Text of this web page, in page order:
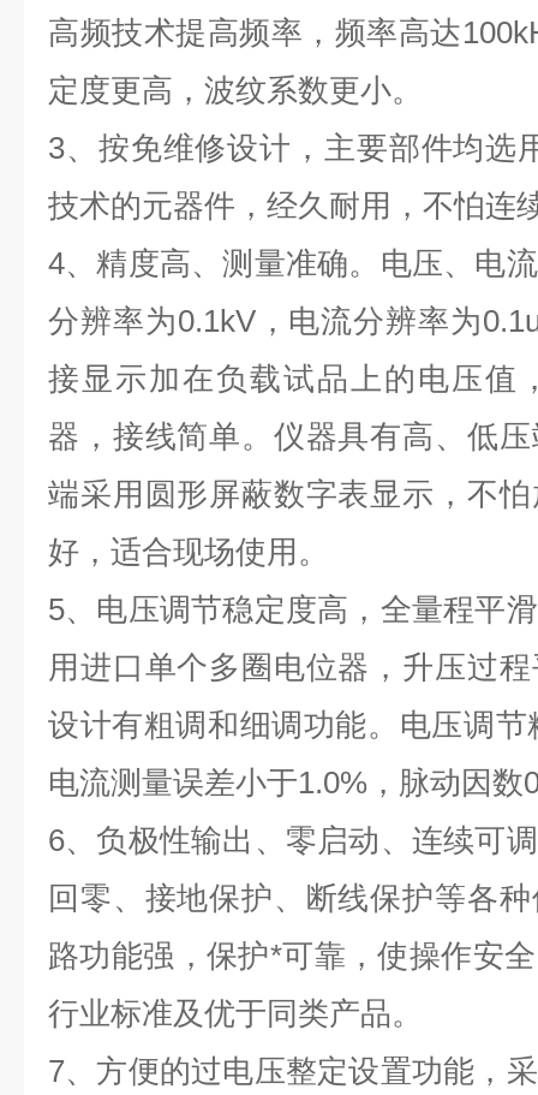
高频技术提高频率，频率高达
定度更高，波纹系数更小。
3、按免维修设计，主要部件均选
技术的元器件，经久耐用，不怕连
4、精度高、测量准确。电压、电
分辨率为0.1kV，电流分辨率为
接显示加在负载试品上的电压值
器，接线简单。仪器具有高、低
端采用圆形屏蔽数字表显示，不
好，适合现场使用。
5、电压调节稳定度高，全量程平
用进口单个多圈电位器，升压过
设计有粗调和细调功能。电压调节
电流测量误差小于1.0% ，脉动因数
6、负极性输出、零启动、连续可
回零、接地保护、断线保护等各
路功能强，保护*可靠，使操作安
行业标准及优于同类产品。
7、方便的过电压整定设置功能，